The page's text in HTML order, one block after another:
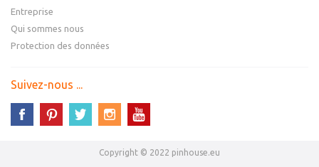
Entreprise
Qui sommes nous
Protection des données
Suivez-nous ...
Copyright © 2022 pinhouse.eu